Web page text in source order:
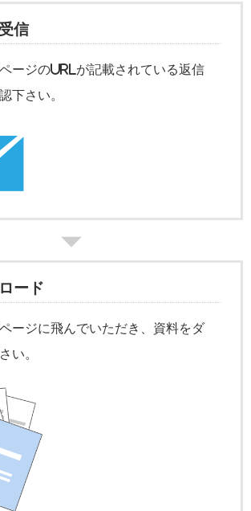
信
ージのURLが記載されている返信
下さい。
ード
ージに飛んでいただき、資料をダ
い。